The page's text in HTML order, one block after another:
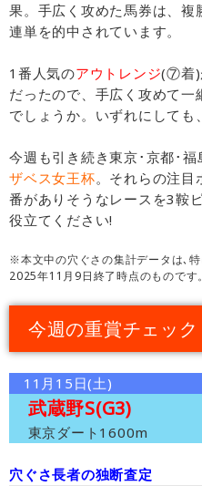
果。手広く攻めた馬券は、
連単を的中されています。
1番人気のアウトレンジ(⑦着)
だったので、手広く攻めて
でしょうか。いずれにしても
今週も引き続き東京･京都･
ザベス女王杯。それらの注目
番がありそうなレースを3鞍
役立てください!
※本文中の穴ぐさの集計データは､
2025年11月9日終了時点のものです。
今週の重賞チェック
11月15日(土)
武蔵野S(G3)
東京ダート1600m
穴ぐさ長者の独断査定